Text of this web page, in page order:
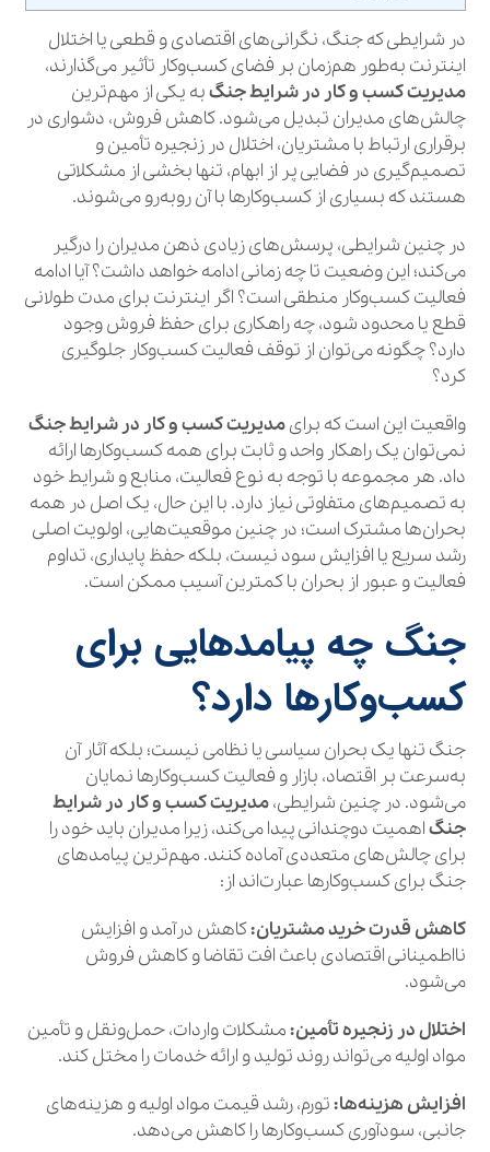
در شرایطی که جنگ، نگرانی‌های اقتصادی و قطعی یا اختلال
اینترنت به‌طور هم‌زمان بر فضای کسب‌وکار تأثیر می‌گذارند،
مدیریت کسب و کار در شرایط جنگبه یکی از مهم‌ترین
چالش‌های مدیران تبدیل می‌شود. کاهش فروش، دشواری در
برقراری ارتباط با مشتریان، اختلال در زنجیره تأمین و
تصمیم‌گیری در فضایی پر از ابهام، تنها بخشی از مشکلاتی
هستند که بسیاری از کسب‌وکارها با آن روبه‌رو می‌شوند.
در چنین شرایطی، پرسش‌های زیادی ذهن مدیران را درگیر
می‌کند؛ این وضعیت تا چه زمانی ادامه خواهد داشت؟ آیا ادامه
فعالیت کسب‌وکار منطقی است؟ اگر اینترنت برای مدت طولانی
قطع یا محدود شود، چه راهکاری برای حفظ فروش وجود
دارد؟ چگونه می‌توان از توقف فعالیت کسب‌وکار جلوگیری
کرد؟
واقعیت این است که برایمدیریت کسب و کار در شرایط جنگ
نمی‌توان یک راهکار واحد و ثابت برای همه کسب‌وکارها ارائه
داد. هر مجموعه با توجه به نوع فعالیت، منابع و شرایط خود
به تصمیم‌های متفاوتی نیاز دارد. با این حال، یک اصل در همه
بحران‌ها مشترک است؛ در چنین موقعیت‌هایی، اولویت اصلی
رشد سریع یا افزایش سود نیست، بلکه حفظ پایداری، تداوم
فعالیت و عبور از بحران با کمترین آسیب ممکن است.
جنگ چه پیامدهایی برای
کسب‌وکارها دارد؟
جنگ تنها یک بحران سیاسی یا نظامی نیست؛ بلکه آثار آن
به‌سرعت بر اقتصاد، بازار و فعالیت کسب‌وکارها نمایان
می‌شود. در چنین شرایطی،مدیریت کسب و کار در شرایط
جنگاهمیت دوچندانی پیدا می‌کند، زیرا مدیران باید خود را
برای چالش‌های متعددی آماده کنند. مهم‌ترین پیامدهای
جنگ برای کسب‌وکارها عبارت‌اند از:
کاهش قدرت خرید مشتریان:کاهش درآمد و افزایش
نااطمینانی اقتصادی باعث افت تقاضا و کاهش فروش
می‌شود.
اختلال در زنجیره تأمین:مشکلات واردات، حمل‌ونقل و تأمین
مواد اولیه می‌تواند روند تولید و ارائه خدمات را مختل کند.
افزایش هزینه‌ها:تورم، رشد قیمت مواد اولیه و هزینه‌های
جانبی، سودآوری کسب‌وکارها را کاهش می‌دهد.